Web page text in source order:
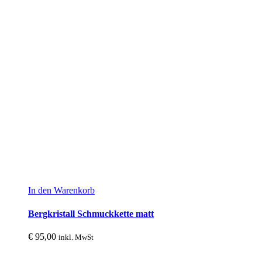
In den Warenkorb
Bergkristall Schmuckkette matt
€ 95,00 inkl. MwSt